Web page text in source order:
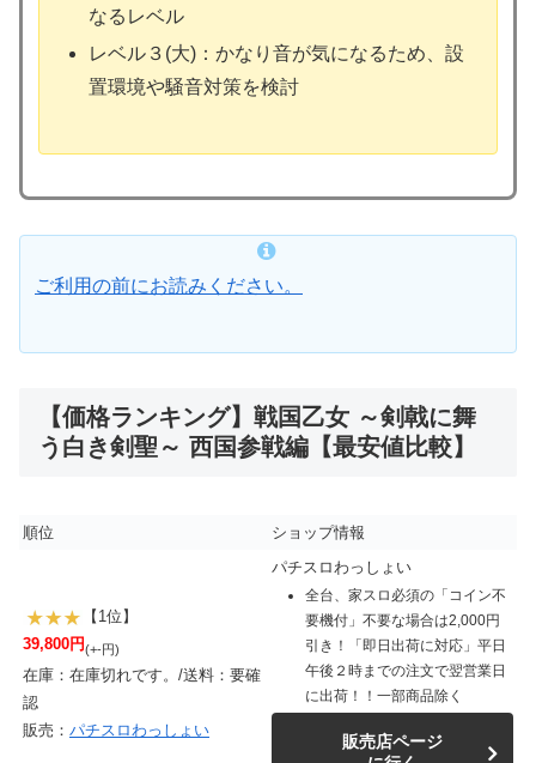
なるレベル
レベル３(大)：かなり音が気になるため、設
置環境や騒音対策を検討
ご利用の前にお読みください。
【価格ランキング】戦国乙女 ～剣戟に舞
う白き剣聖～ 西国参戦編【最安値比較】
順位 ショップ情報
【1位】
39,800円(+-円)
在庫：在庫切れです。/送料：要確
認
販売： パチスロわっしょい
パチスロわっしょい
全台、家スロ必須の「コイン不
要機付」不要な場合は2,000円
引き！「即日出荷に対応」平日
午後２時までの注文で翌営業日
に出荷！！一部商品除く
販売店ページ